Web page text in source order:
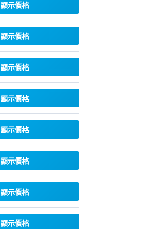
顯示價格
顯示價格
顯示價格
顯示價格
顯示價格
顯示價格
顯示價格
顯示價格